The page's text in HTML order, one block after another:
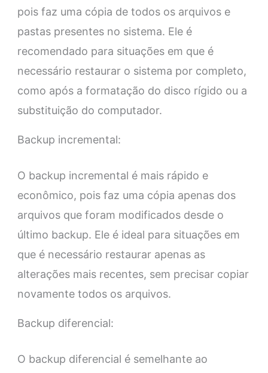
pois faz uma cópia de todos os arquivos e
pastas presentes no sistema. Ele é
recomendado para situações em que é
necessário restaurar o sistema por completo,
como após a formatação do disco rígido ou a
substituição do computador.
Backup incremental:
O backup incremental é mais rápido e
econômico, pois faz uma cópia apenas dos
arquivos que foram modificados desde o
último backup. Ele é ideal para situações em
que é necessário restaurar apenas as
alterações mais recentes, sem precisar copiar
novamente todos os arquivos.
Backup diferencial:
O backup diferencial é semelhante ao